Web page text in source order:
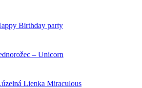
Birthday party
– Unicorn
Lienka Miraculous